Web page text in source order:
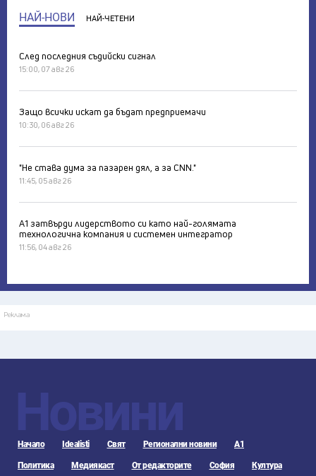
НАЙ-НОВИ НАЙ-ЧЕТЕНИ
След последния съдийски сигнал
15:00, 07 авг 26
Защо всички искат да бъдат предприемачи
10:30, 06 авг 26
"Не става дума за пазарен дял, а за CNN."
11:45, 05 авг 26
А1 затвърди лидерството си като най-голямата
технологична компания и системен интегратор
11:56, 04 авг 26
Реклама
Новини
Начало Idealisti Свят Регионални новини А1
Политика Медиякаст От редакторите София Култура